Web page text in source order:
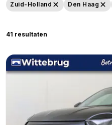
Zuid-Holland Den Haag
41 resultaten